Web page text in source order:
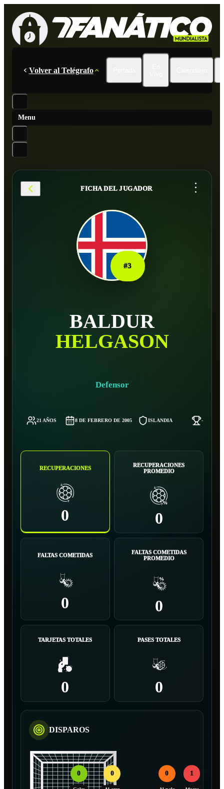
Volver al Telégrafo
Menu
FICHA DEL JUGADOR ...
#3
BALDUR
HELGASON
Defensor
21 AÑOS 8 DE FEBRERO DE 2005 ISLANDIA -
RECUPERACIONES
0
RECUPERACIONES
PROMEDIO
0
FALTAS COMETIDAS
0
FALTAS COMETIDAS
PROMEDIO
0
TARJETAS TOTALES
0
PASES TOTALES
0
DISPAROS
0 0 0 1